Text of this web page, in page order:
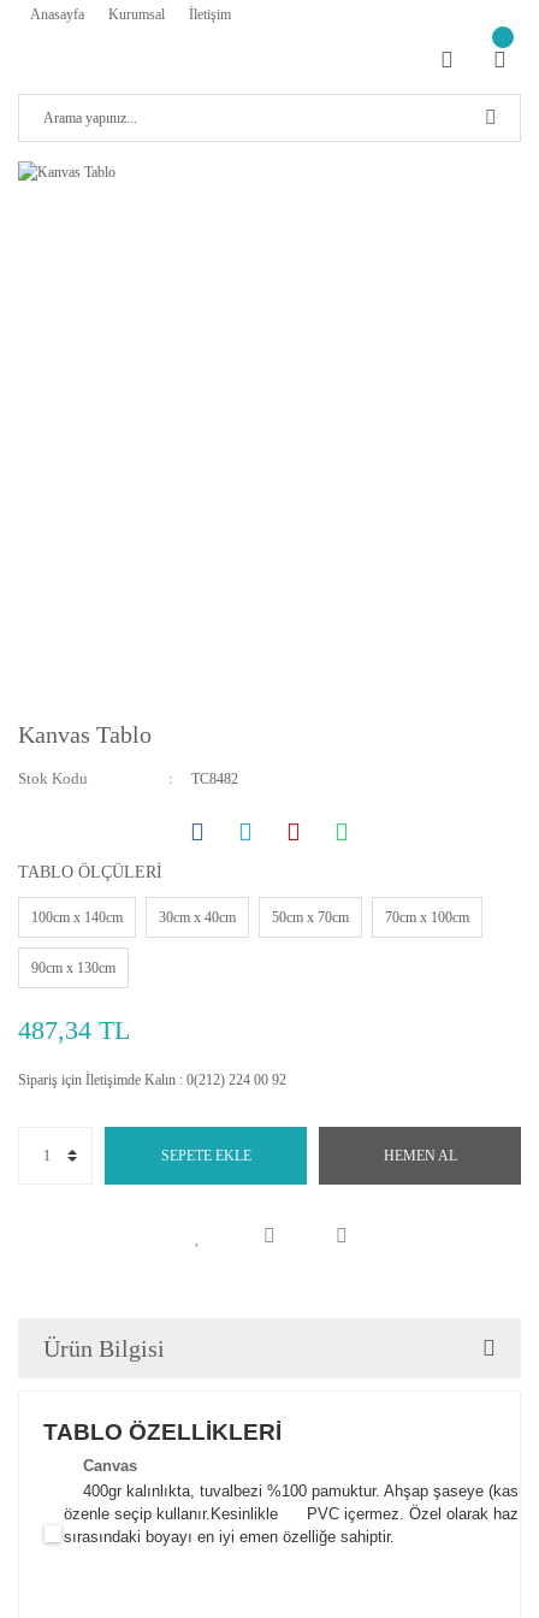
Anasayfa Kurumsal İletişim
Kanvas Tablo
Stok Kodu TC8482
TABLO ÖLÇÜLERİ
100cm x 140cm 30cm x 40cm 50cm x 70cm 70cm x 100cm
90cm x 130cm
487,34 TL
Sipariş için İletişimde Kalın : 0(212) 224 00 92
SEPETE EKLE HEMEN AL
Ürün Bilgisi
TABLO ÖZELLİKLERİ
Canvas
400gr kalınlıkta, tuvalbezi %100 pamuktur. Ahşap şaseye
özenle seçip kullanır. Kesinlikle PVC içermez. Özel olarak
sırasındaki boyayı en iyi emen özelliğe sahiptir.